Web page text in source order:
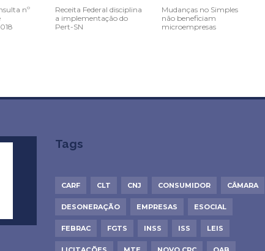
nº
Receita Federal disciplina
a implementação do
Pert-SN
Mudanças no Simples
não beneficiam
microempresas
Tags
CARF CLT CNJ CONSUMIDOR CÂMARA
DESONERAÇÃO EMPRESAS ESOCIAL
FEBRAC FGTS INSS ISS LEIS